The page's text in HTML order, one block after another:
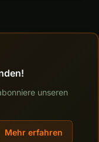
unseren
Mehr erfahren